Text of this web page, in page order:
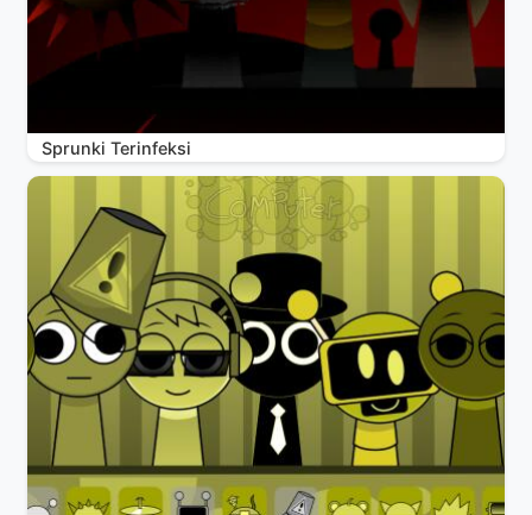
Sprunki Terinfeksi